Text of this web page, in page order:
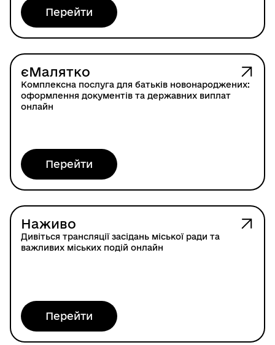
Перейти
єМалятко
Комплексна послуга для батьків новонароджених:
оформлення документів та державних виплат
онлайн
Перейти
Наживо
Дивіться трансляції засідань міської ради та
важливих міських подій онлайн
Перейти